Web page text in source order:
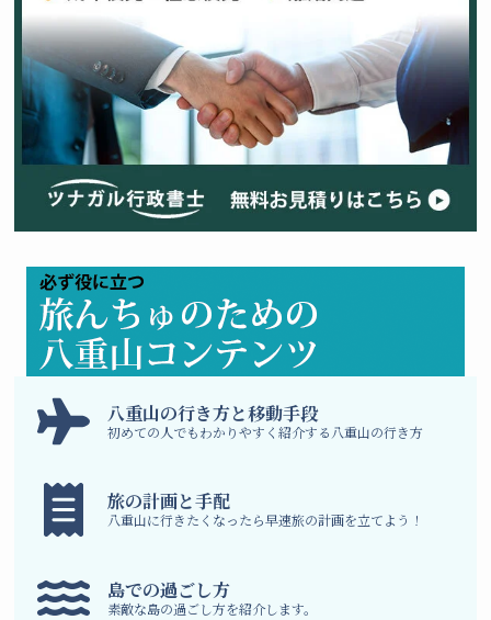
八重山の行き方と移動手段
初めての人でもわかりやすく紹介する八重山の行き方
旅の計画と手配
八重山に行きたくなったら早速旅の計画を立てよう！
島での過ごし方
素敵な島の過ごし方を紹介します。